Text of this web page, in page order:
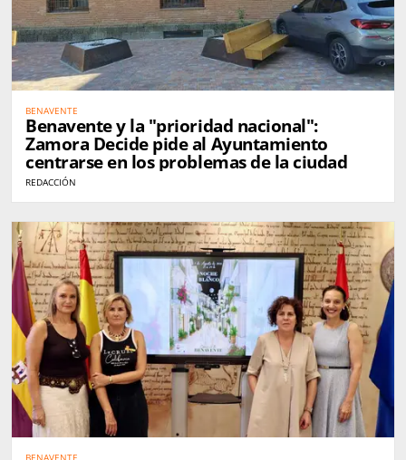
BENAVENTE
Benavente y la "prioridad nacional":
Zamora Decide pide al Ayuntamiento
centrarse en los problemas de la ciudad
REDACCIÓN
BENAVENTE